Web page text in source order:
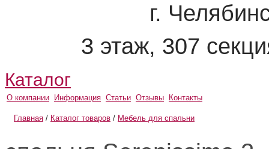
г.
3 этаж, 307
Каталог
О компании Информация Статьи Отзывы Контакты
Главная / Каталог товаров / Мебель для спальни